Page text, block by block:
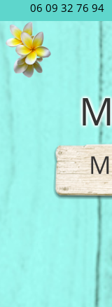
06 09 32 76 94